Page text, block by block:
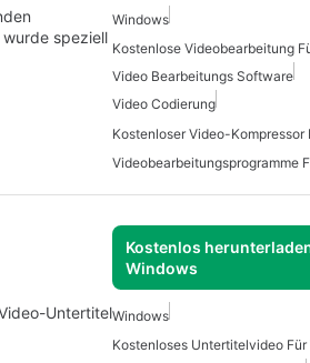
speziell
Windows
Video Bearbeitungs Software
Video Codierung
Kostenlos
Windows
UntertitelWindows